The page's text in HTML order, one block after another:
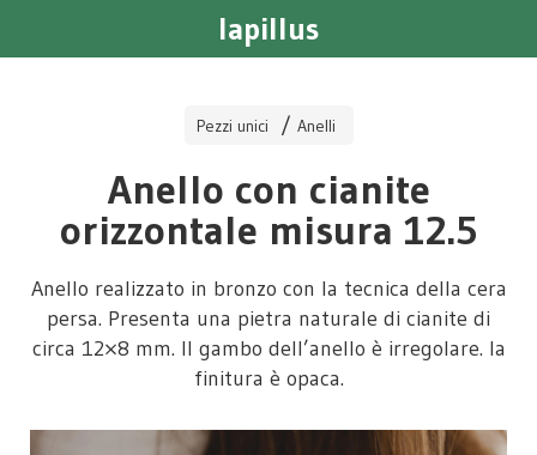
lapillus
Pezzi unici Anelli
Anello con cianite
orizzontale misura 12.5
Anello realizzato in bronzo con la tecnica della cera
persa. Presenta una pietra naturale di cianite di
circa 12×8 mm. Il gambo dell’anello è irregolare. la
finitura è opaca.